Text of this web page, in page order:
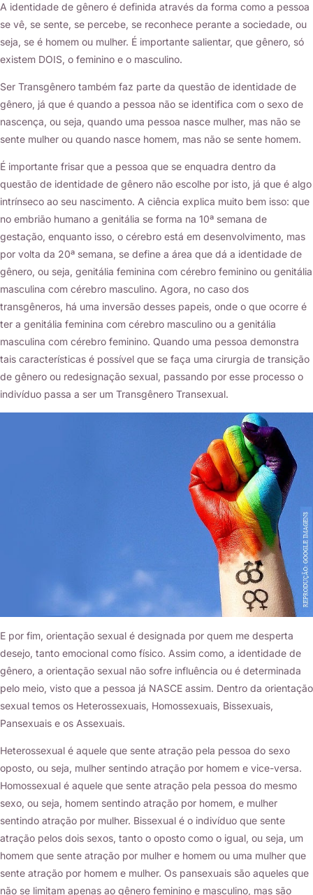
A identidade de gênero é definida através da forma como a pessoa
se vê, se sente, se percebe, se reconhece perante a sociedade, ou
seja, se é homem ou mulher. É importante salientar, que gênero, só
existem DOIS, o feminino e o masculino.
Ser Transgênero também faz parte da questão de identidade de
gênero, já que é quando a pessoa não se identifica com o sexo de
nascença, ou seja, quando uma pessoa nasce mulher, mas não se
sente mulher ou quando nasce homem, mas não se sente homem.
É importante frisar que a pessoa que se enquadra dentro da
questão de identidade de gênero não escolhe por isto, já que é algo
intrínseco ao seu nascimento. A ciência explica muito bem isso: que
no embrião humano a genitália se forma na 10ª semana de
gestação, enquanto isso, o cérebro está em desenvolvimento, mas
por volta da 20ª semana, se define a área que dá a identidade de
gênero, ou seja, genitália feminina com cérebro feminino ou genitália
masculina com cérebro masculino. Agora, no caso dos
transgêneros, há uma inversão desses papeis, onde o que ocorre é
ter a genitália feminina com cérebro masculino ou a genitália
masculina com cérebro feminino. Quando uma pessoa demonstra
tais características é possível que se faça uma cirurgia de transição
de gênero ou redesignação sexual, passando por esse processo o
indivíduo passa a ser um Transgênero Transexual.
E por fim, orientação sexual é designada por quem me desperta
desejo, tanto emocional como físico. Assim como, a identidade de
gênero, a orientação sexual não sofre influência ou é determinada
pelo meio, visto que a pessoa já NASCE assim. Dentro da orientação
sexual temos os Heterossexuais, Homossexuais, Bissexuais,
Pansexuais e os Assexuais.
Heterossexual é aquele que sente atração pela pessoa do sexo
oposto, ou seja, mulher sentindo atração por homem e vice-versa.
Homossexual é aquele que sente atração pela pessoa do mesmo
sexo, ou seja, homem sentindo atração por homem, e mulher
sentindo atração por mulher. Bissexual é o indivíduo que sente
atração pelos dois sexos, tanto o oposto como o igual, ou seja, um
homem que sente atração por mulher e homem ou uma mulher que
sente atração por homem e mulher. Os pansexuais são aqueles que
não se limitam apenas ao gênero feminino e masculino, mas são